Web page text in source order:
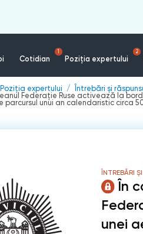
Cotidian
1
Poziția expertului
2
Poziția expertului
Întrebări și
Federație Ruse activează la
parcursul unui an calendaristic
ÎNTREBĂRI
În
unei